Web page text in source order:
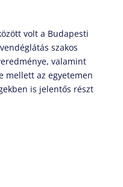
volt a Budapesti
szakos
valamint
mellett az egyetemen
is jelentős részt